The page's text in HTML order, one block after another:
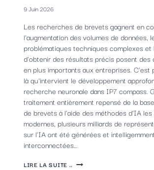
9 Juin 2026
Les recherches de brevets gagnent en
l'augmentation des volumes de données,
problématiques techniques complexes et
d'obtenir des résultats précis posent des
en plus importants aux entreprises. C'est
là qu'intervient le développement
recherche neuronale dans IP7 compass.
traitement entièrement repensé de la
de brevets à l'aide des méthodes d'IA
modernes, plusieurs milliards de
sur l'IA ont été générées et
interconnectées…
LIRE LA SUITE .. NOUVELLE